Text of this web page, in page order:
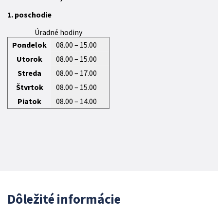
1. poschodie
Úradné hodiny
Pondelok
08.00 – 15.00
Utorok
08.00 – 15.00
Streda
08.00 – 17.00
Štvrtok
08.00 – 15.00
Piatok
08.00 – 14.00
Dôležité informácie